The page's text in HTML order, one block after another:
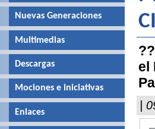
el
|
Nuevas Generaciones
Multimedias
Descargas
Mociones e iniciativas
Enlaces